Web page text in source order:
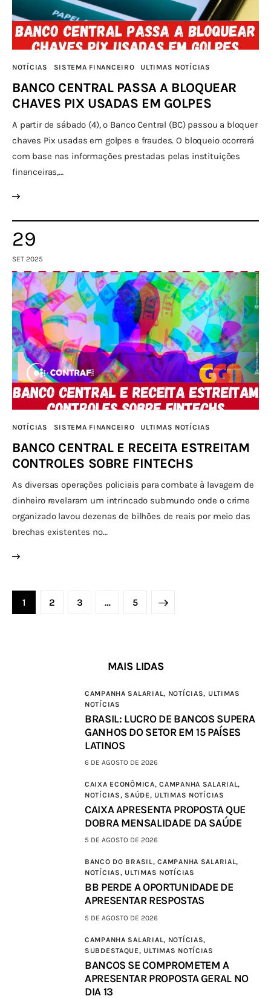
NOTÍCIAS SISTEMA FINANCEIRO ULTIMAS NOTÍCIAS
BANCO CENTRAL PASSA A BLOQUEAR
CHAVES PIX USADAS EM GOLPES
A partir de sábado (4), o Banco Central (BC) passou a bloquer
chaves Pix usadas em golpes e fraudes. O bloqueio ocorrerá
com base nas informações prestadas pelas instituições
financeiras,…
29
SET 2025
NOTÍCIAS SISTEMA FINANCEIRO ULTIMAS NOTÍCIAS
BANCO CENTRAL E RECEITA ESTREITAM
CONTROLES SOBRE FINTECHS
As diversas operações policiais para combate à lavagem de
dinheiro revelaram um intrincado submundo onde o crime
organizado lavou dezenas de bilhões de reais por meio das
brechas existentes no…
1 2 3 … 5
>
MAIS LIDAS
CAMPANHA SALARIAL, NOTÍCIAS, ULTIMAS
NOTÍCIAS
BRASIL: LUCRO DE BANCOS SUPERA
GANHOS DO SETOR EM 15 PAÍSES
LATINOS
6 DE AGOSTO DE 2026
CAIXA ECONÔMICA,CAMPANHA SALARIAL,
NOTÍCIAS, SAÚDE, ULTIMAS NOTÍCIAS
CAIXA APRESENTA PROPOSTA QUE
DOBRA MENSALIDADE DA SAÚDE
5 DE AGOSTO DE 2026
BANCO DO BRASIL,CAMPANHA SALARIAL,
NOTÍCIAS, ULTIMAS NOTÍCIAS
BB PERDE A OPORTUNIDADE DE
APRESENTAR RESPOSTAS
5 DE AGOSTO DE 2026
CAMPANHA SALARIAL, NOTÍCIAS,
SUBDESTAQUE, ULTIMAS NOTÍCIAS
BANCOS SE COMPROMETEM A
APRESENTAR PROPOSTA GERAL NO
DIA 13